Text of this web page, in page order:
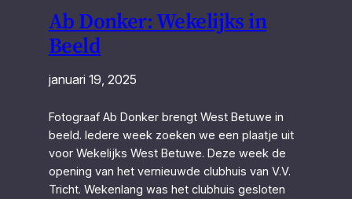
Ab Donker: Wekelijks in
Beeld
januari 19, 2025
Fotograaf Ab Donker brengt West Betuwe in
beeld. Iedere week zoeken we een plaatje uit
voor Wekelijks West Betuwe. Deze week de
opening van het vernieuwde clubhuis van V.V.
Tricht. Wekenlang was het clubhuis gesloten